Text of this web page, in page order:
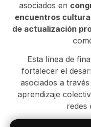
asociados en
encuentros
de actualización
Esta línea de
fortalecer el
asociados a
aprendizaje
redes